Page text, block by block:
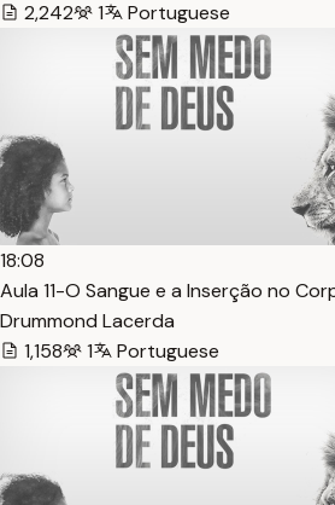
2,242 1 Portuguese
18:08
Aula 11-O Sangue e a Inserção no
Drummond Lacerda
1,158
1 Portuguese